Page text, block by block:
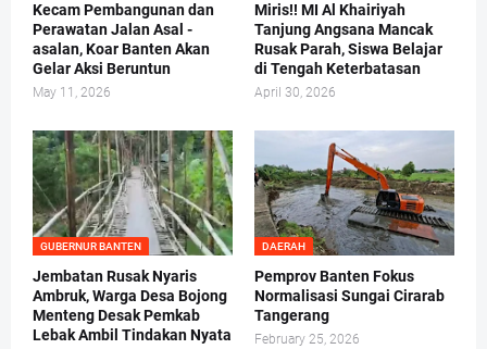
Kecam Pembangunan dan
Perawatan Jalan Asal -
asalan, Koar Banten Akan
Gelar Aksi Beruntun
May 11, 2026
Miris!! MI Al Khairiyah
Tanjung Angsana Mancak
Rusak Parah, Siswa Belajar
di Tengah Keterbatasan
April 30, 2026
GUBERNUR BANTEN
Jembatan Rusak Nyaris
Ambruk, Warga Desa Bojong
Menteng Desak Pemkab
Lebak Ambil Tindakan Nyata
DAERAH
Pemprov Banten Fokus
Normalisasi Sungai Cirarab
Tangerang
February 25, 2026